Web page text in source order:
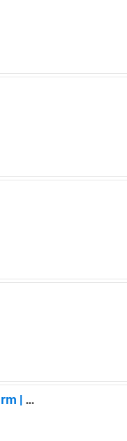
Volkswagen Golf Sportscombi 1.6 TDI DPF BMT 4Motion | D-Värm | Drag